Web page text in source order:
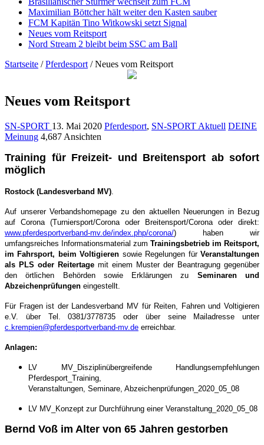
Maximilian Böttcher hält weiter den Kasten sauber
FCM Kapitän Tino Witkowski setzt Signal
Neues vom Reitsport
Nord Stream 2 bleibt beim SSC am Ball
Startseite / Pferdesport / Neues vom Reitsport
Neues vom Reitsport
SN-SPORT 13. Mai 2020 Pferdesport, SN-SPORT Aktuell DEINE
Meinung 4,687 Ansichten
Training für Freizeit- und Breitensport ab sofort
möglich
Rostock (Landesverband MV)
Auf unserer Verbandshomepage zu den aktuellen Neuerungen in Bezug
auf Corona (Turniersport/Corona oder Breitensport/Corona oder direkt:
www.pferdesportverband-mv.de/index.php/corona/) haben wir
umfangsreiches Informationsmaterial zum Trainingsbetrieb im Reitsport,
im Fahrsport, beim Voltigieren sowie Regelungen fürVeranstaltungen
als PLS oder Reitertage mit einem Muster der Beantragung gegenüber
den örtlichen Behörden sowie Erklärungen zu Seminaren und
Abzeichenprüfungen eingestellt.
Für Fragen ist der Landesverband MV für Reiten, Fahren und Voltigieren
e.V. über Tel. 0381/3778735 oder über seine Mailadresse unter
c.krempien@pferdesportverband-mv.de erreichbar.
Anlagen:
LV MV_Disziplinübergreifende Handlungsempfehlungen
Pferdesport_Training,
Veranstaltungen, Seminare, Abzeichenprüfungen_2020_05_08
LV MV_Konzept zur Durchführung einer Veranstaltung_2020_05_08
Bernd Voß im Alter von 65 Jahren gestorben